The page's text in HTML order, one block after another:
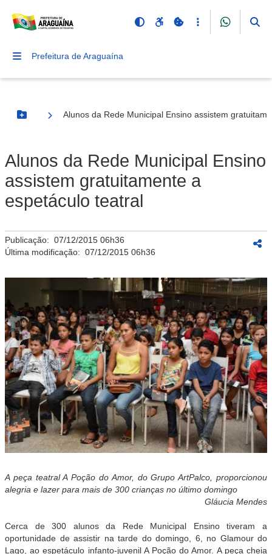
Prefeitura de Araguaína
Botão Menu
Alunos da Rede Municipal Ensino assistem
Alunos da Rede Municipal Ensino
assistem gratuitamente a
espetáculo teatral
Publicação: 07/12/2015 06h36
Última modificação: 07/12/2015 06h36
A peça teatral A Poção do Amor, do Grupo ArtPalco, proporcionou
alegria e lazer para mais de 300 crianças no último domingo
Gláucia Mendes
Cerca de 300 alunos da Rede Municipal Ensino tiveram a
oportunidade de assistir na tarde do domingo, 6, no Glamour do
Lago, ao espetáculo infanto-juvenil A Poção do Amor. A peça cheia